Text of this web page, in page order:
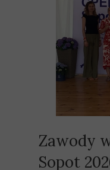
Zawody
Sopot